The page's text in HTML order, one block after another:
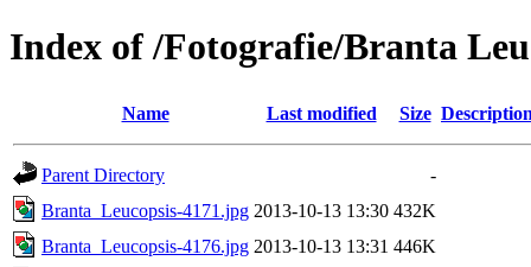
Index of /Fotografie/Branta
Name Last modified Size
Parent Directory
-
Branta_Leucopsis-4171.jpg 2013-10-13 13:30 432K
Branta_Leucopsis-4176.jpg 2013-10-13 13:31 446K